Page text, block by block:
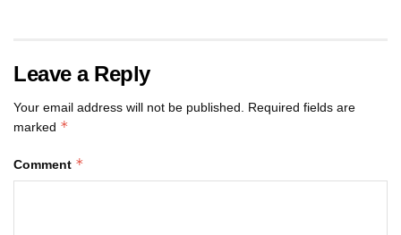
Leave a Reply
Your email address will not be published. Required fields are
marked *
Comment *